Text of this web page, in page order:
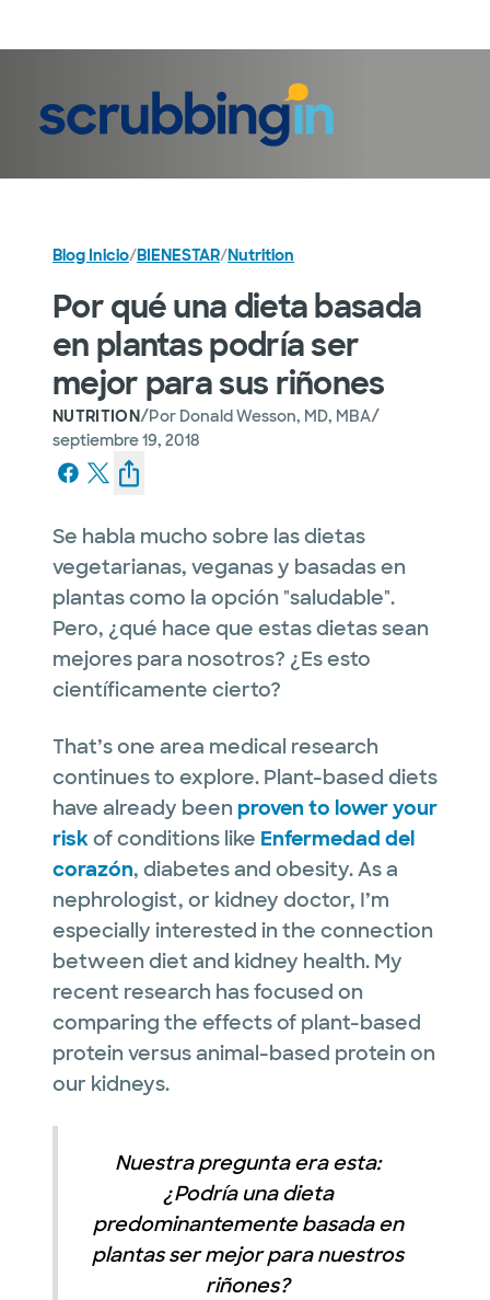
Blog Inicio/BIENESTAR/Nutrition
Por qué una dieta basada
en plantas podría ser
mejor para sus riñones
NUTRITION/Por Donald Wesson, MD, MBA/
septiembre 19, 2018
Se habla mucho sobre las dietas
vegetarianas, veganas y basadas en
plantas como la opción "saludable".
Pero, ¿qué hace que estas dietas sean
mejores para nosotros? ¿Es esto
científicamente cierto?
That’s one area medical research
continues to explore. Plant-based diets
have already been proven to lower your
riskof conditions like Enfermedad del
corazón, diabetes and obesity. As a
nephrologist, or kidney doctor, I’m
especially interested in the connection
between diet and kidney health. My
recent research has focused on
comparing the effects of plant-based
protein versus animal-based protein on
our kidneys.
Nuestra pregunta era esta:
¿Podría una dieta
predominantemente basada en
plantas ser mejor para nuestros
riñones?